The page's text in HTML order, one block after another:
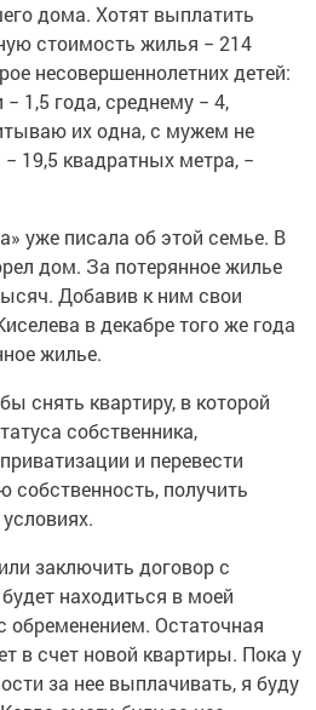
дома. Хотят выплатить
стоимость жилья − 214
несовершеннолетних детей:
1,5 года, среднему − 4,
их одна, с мужем не
19,5 квадратных метра, −
уже писала об этой семье. В
дом. За потерянное жилье
Добавив к ним свои
в декабре того же года
жилье.
снять квартиру, в которой
собственника,
и перевести
получить
заключить договор с
находиться в моей
обременением. Остаточная
в счет новой квартиры. Пока у
за нее выплачивать, я буду